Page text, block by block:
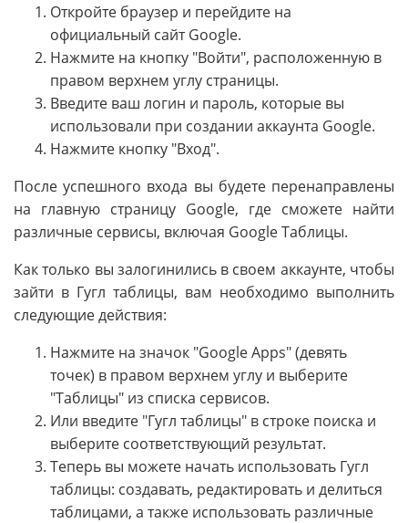
Откройте браузер и перейдите на
официальный сайт Google.
Нажмите на кнопку "Войти", расположенную в
правом верхнем углу страницы.
Введите ваш логин и пароль, которые вы
использовали при создании аккаунта Google.
Нажмите кнопку "Вход".
После успешного входа вы будете перенаправлены
на главную страницу Google, где сможете найти
различные сервисы, включая Google Таблицы.
Как только вы залогинились в своем аккаунте, чтобы
зайти в Гугл таблицы, вам необходимо выполнить
следующие действия:
Нажмите на значок "Google Apps" (девять
точек) в правом верхнем углу и выберите
"Таблицы" из списка сервисов.
Или введите "Гугл таблицы" в строке поиска и
выберите соответствующий результат.
Теперь вы можете начать использовать Гугл
таблицы: создавать, редактировать и делиться
таблицами, а также использовать различные